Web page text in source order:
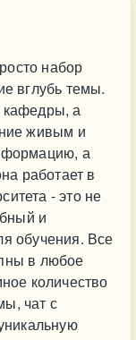
набор
вглубь темы.
кафедры, а
живым и
а
работает в
- это не
и
обучения. Все
в любое
количество
чат с